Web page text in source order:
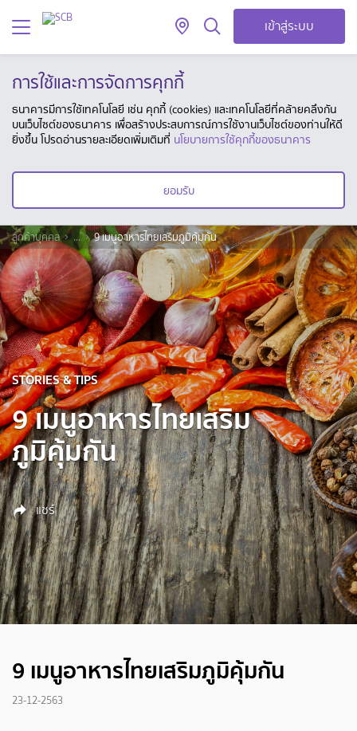
เข้าสู่ระบบ
การใช้และการจัดการคุกกี้
ธนาคารมีการใช้เทคโนโลยี เช่น คุกกี้ (cookies) และเทคโนโลยีที่คล้ายคลึงกัน
บนเว็บไซต์ของธนาคาร เพื่อสร้างประสบการณ์การใช้งานเว็บไซต์ของท่านให้ดี
ยิ่งขึ้น โปรดอ่านรายละเอียดเพิ่มเติมที่ นโยบายการใช้คุกกี้ของธนาคาร
ยอมรับ
ลูกค้าบุคคล ... 9 เมนูอาหารไทยเสริมภูมิคุ้มกัน
STORIES & TIPS
9 เมนูอาหารไทยเสริม
ภูมิคุ้มกัน
แชร์
9 เมนูอาหารไทยเสริมภูมิคุ้มกัน
23-12-2563